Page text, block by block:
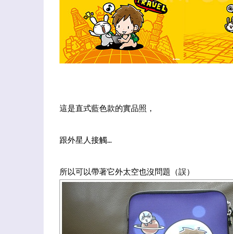
這是直式藍色款的實品照，
跟外星人接觸...
所以可以帶著它外太空也沒問題（誤）